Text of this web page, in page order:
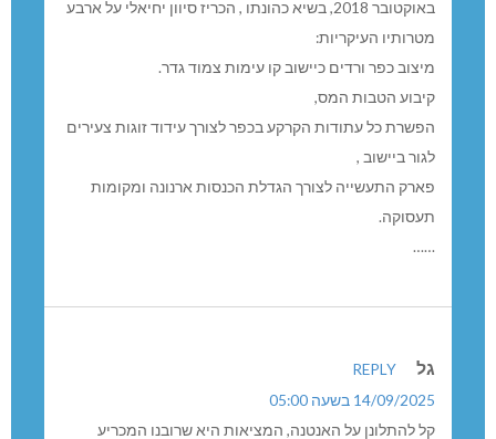
איתי
REPLY
13/09/2025 בשעה 07:38
באוקטובר 2018, בשיא כהונתו , הכריז סיוון יחיאלי על ארבע
מטרותיו העיקריות:
מיצוב כפר ורדים כיישוב קו עימות צמוד גדר.
קיבוע הטבות המס,
הפשרת כל עתודות הקרקע בכפר לצורך עידוד זוגות צעירים
לגור ביישוב ,
פארק התעשייה לצורך הגדלת הכנסות ארנונה ומקומות